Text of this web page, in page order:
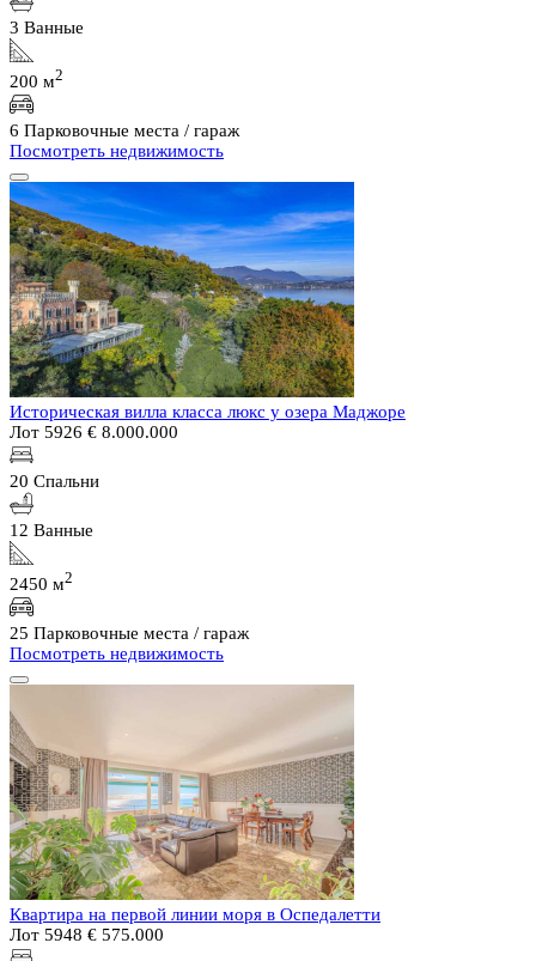
3 Ванные
200 м2
6 Парковочные места / гараж
Посмотреть недвижимость
Историческая вилла класса люкс у озера Маджоре
Лот 5926 € 8.000.000
20 Спальни
12 Ванные
2450 м2
25 Парковочные места / гараж
Посмотреть недвижимость
Квартира на первой линии моря в Оспедалетти
Лот 5948 € 575.000